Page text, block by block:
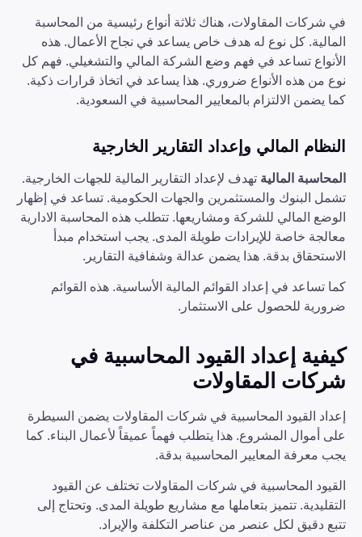
في شركات المقاولات، هناك ثلاثة أنواع رئيسية من المحاسبة
المالية. كل نوع له هدف خاص يساعد في نجاح الأعمال. هذه
الأنواع تساعد في فهم وضع الشركة المالي والتشغيلي. فهم كل
نوع من هذه الأنواع ضروري. هذا يساعد في اتخاذ قرارات ذكية.
كما يضمن الالتزام بالمعايير المحاسبية في السعودية.
النظام المالي وإعداد التقارير الخارجية
المحاسبة المالية تهدف لإعداد التقارير المالية للجهات الخارجية.
تشمل البنوك والمستثمرين والجهات الحكومية. تساعد في إظهار
الوضع المالي للشركة ومشاريعها. تتطلب هذه المحاسبة الادارية
معالجة خاصة للإيرادات طويلة المدى. يجب استخدام مبدأ
الاستحقاق بدقة. هذا يضمن عدالة وشفافية التقارير.
كما تساعد في إعداد القوائم المالية الأساسية. هذه القوائم
ضرورية للحصول على الاستثمار.
كيفية إعداد القيود المحاسبية في
شركات المقاولات
إعداد القيود المحاسبية في شركات المقاولات يضمن السيطرة
على أموال المشروع. هذا يتطلب فهماً عميقاً لأعمال البناء. كما
يجب معرفة المعايير المحاسبية بدقة.
القيود المحاسبية في شركات المقاولات تختلف عن القيود
التقليدية. تتميز بتعاملها مع مشاريع طويلة المدى. وتحتاج إلى
تتبع دقيق لكل عنصر من عناصر التكلفة والإيراد.